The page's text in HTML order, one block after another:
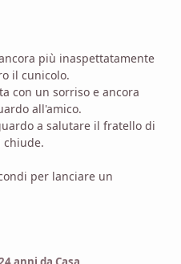
più inaspettatamente
il cunicolo.
con un sorriso e ancora
all'amico.
a salutare il fratello di
chiude.
per lanciare un